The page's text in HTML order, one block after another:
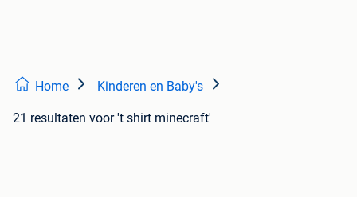
Home Kinderen en Baby's
21 resultaten voor 't shirt minecraft'